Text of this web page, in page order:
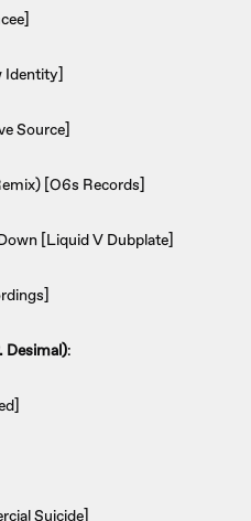
Identity]
Source]
[O6s Records]
[Liquid V Dubplate]
Desimal):
Suicide]